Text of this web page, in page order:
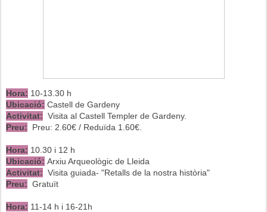
Hora: 10-13.30 h
Ubicació: Castell de Gardeny
Activitat: Visita al Castell Templer de Gardeny.
Preu: Preu: 2.60€ / Reduïda 1.60€.
Hora: 10.30 i 12 h
Ubicació: Arxiu Arqueològic de Lleida
Activitat: Visita guiada- "Retalls de la nostra història"
Preu: Gratuït
Hora: 11-14 h i 16-21h